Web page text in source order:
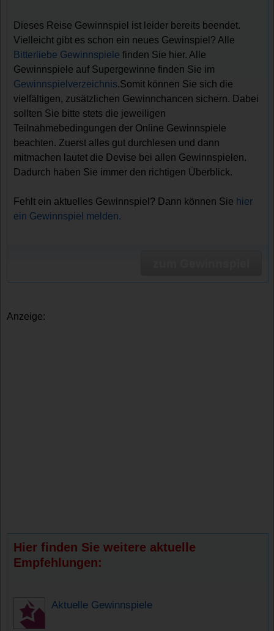
Dieses Reise Gewinnspiel ist leider bereits beendet.
Vielleicht gibt es schon ein neues Gewinspiel? Alle
Bitterliebe Gewinnspiele finden Sie hier. Alle
Gewinnspiele auf Supergewinne finden Sie im
Gewinnspielverzeichnis.Somit können Sie sich die
vielfältigen, zusätzlichen Gewinnchancen sichern. Dabei
sollten Sie bitte stets die jeweiligen
Teilnahmebedingungen der Online Gewinnspiele
beachten. Zuerst alles gut durchlesen und dann
mitmachen lautet die Devise bei allen Gewinnspielen.
Dadurch haben Sie immer den richtigen Überblick.
Fehlt ein aktuelles Gewinnspiel? Dann können Sie hier
ein Gewinnspiel melden.
Anzeige:
Hier finden Sie weitere aktuelle
Empfehlungen:
Aktuelle Gewinnspiele